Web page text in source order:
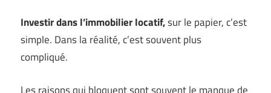
Investir dans l’immobilier locatif,sur le papier, c’est
simple. Dans la réalité, c’est souvent plus
compliqué.
Les raisons qui bloquent sont souvent le manque de